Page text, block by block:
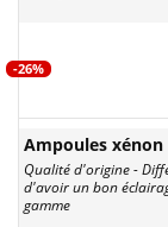
-26%
Ampoules xénon
Qualité d'origine -
d'avoir un bon
gamme